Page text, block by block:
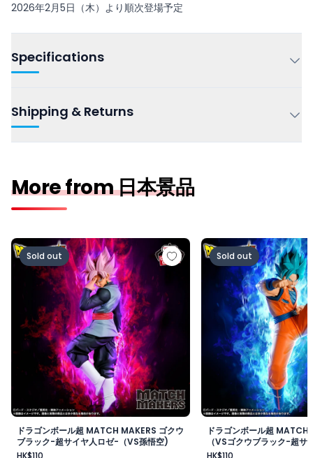
2026年2月5日（木）より順次登場予定
Specifications
Shipping & Returns
More from 日本景品
ドラゴンボール超 MATCH MAKERS ゴクウブラック-超サ
Sold out
ドラゴンボール超 MATCH MAKERS ゴクウ
ブラック-超サイヤ人ロゼ-（VS孫悟空)
HK$110
ドラゴンボール超
Sold out
ドラゴンボール超 MATCH
（VSゴクウブラック-超
HK$110